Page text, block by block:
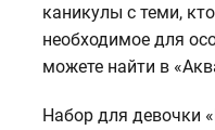
каникулы с теми,
необходимое для
можете найти в
Набор для девочки